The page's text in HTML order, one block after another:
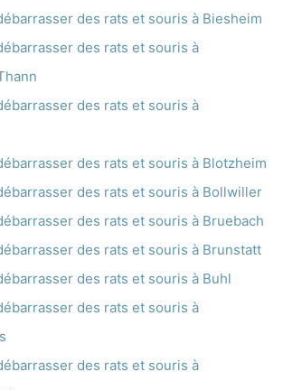
des rats et souris à Biesheim
des rats et souris à
des rats et souris à
des rats et souris à Blotzheim
des rats et souris à Bollwiller
des rats et souris à Bruebach
des rats et souris à Brunstatt
des rats et souris à Buhl
des rats et souris à
des rats et souris à